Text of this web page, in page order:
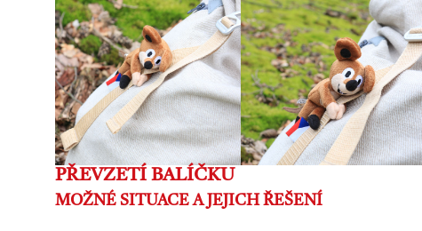
PŘEVZETÍ BALÍČKU
MOŽNÉ SITUACE A JEJICH ŘEŠENÍ